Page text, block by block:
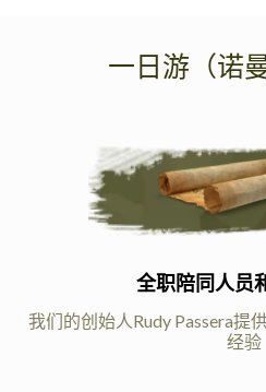
一日游（诺
全职陪同人员
我们的创始人Rudy Passera提
经验